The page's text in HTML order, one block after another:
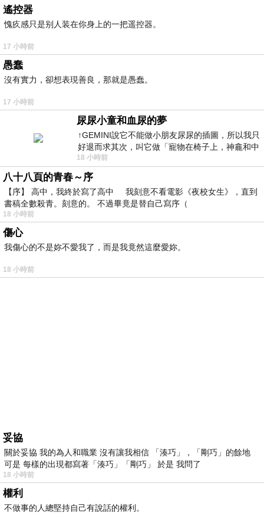
遙控器
愧疚感只是别人装在你身上的一把遥控器。
17 小時前
愚蠢
沒有實力，卻想表現善良，那就是愚蠢。
17 小時前
尿尿小童和血尿的夢
↑GEMINI說它不能做小朋友尿尿的插圖，所以我只
好退而求其次，叫它做「寵物在椅子上，神龕和中
年人臉孔」的畫了。 六月底
18 小時前
八十八頁的青春～序
【序】 高中，我終於寫了高中 我刻意不看電影《夜校女生》，直到
書稿全數殺青。刻意的。 不過畢竟是替自己寫序（
18 小時前
傷心
我傷心的不是妳不愛我了，而是我竟然這麼愛妳。
18 小時前
妥協
關於妥協 我的為人和職業 沒有讓我相信 「湊巧」，「剛巧」的餘地
可是 每樣的出現都寫著「湊巧」「剛巧」 於是 我問了
18 小時前
權利
不做事的人總堅持自己有說話的權利。